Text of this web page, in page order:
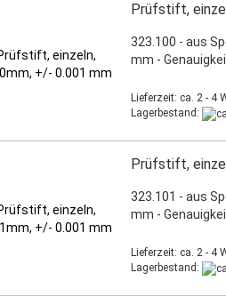
Prüfstift,
323.100 - aus
mm -
Lieferzeit: ca. 2 - 4
Lagerbestand:
Prüfstift,
323.101 - aus
mm -
Lieferzeit: ca. 2 - 4
Lagerbestand: